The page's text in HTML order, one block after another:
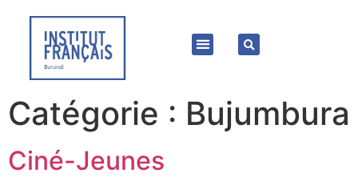
Catégorie : Bujumbura
Ciné-Jeunes